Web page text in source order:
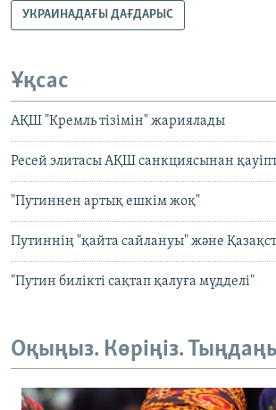
УКРАИНАДАҒЫ ДАҒДАРЫС
Ұқсас
АҚШ "Кремль тізімін" жариялады
Ресей элитасы АҚШ санкциясынан
"Путиннен артық ешкім жоқ"
Путиннің "қайта сайлануы" және
"Путин билікті сақтап қалуға мүдделі"
Оқыңыз. Көріңіз.